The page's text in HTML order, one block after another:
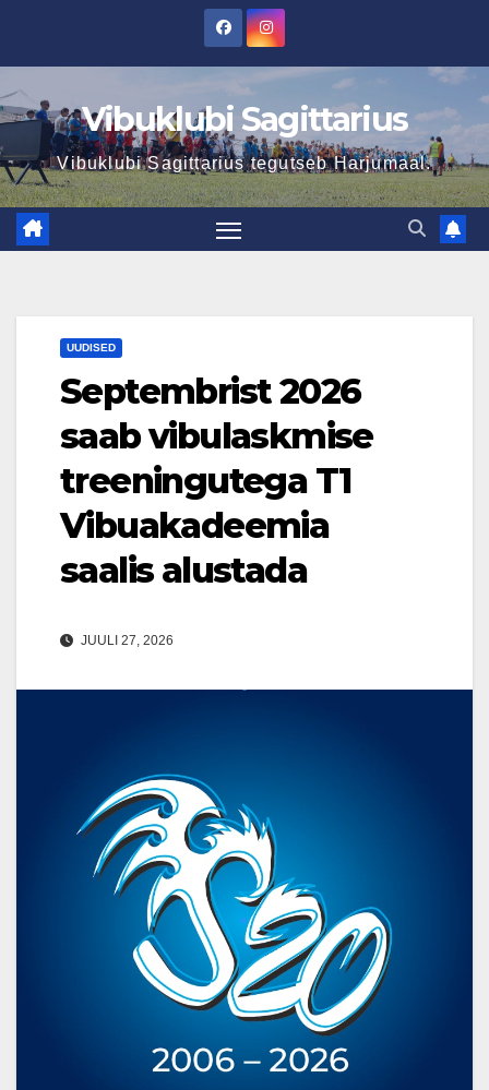
Vibuklubi Sagittarius
Vibuklubi Sagittarius tegutseb Harjumaal.
UUDISED
Septembrist 2026
saab vibulaskmise
treeningutega T1
Vibuakadeemia
saalis alustada
JUULI 27, 2026